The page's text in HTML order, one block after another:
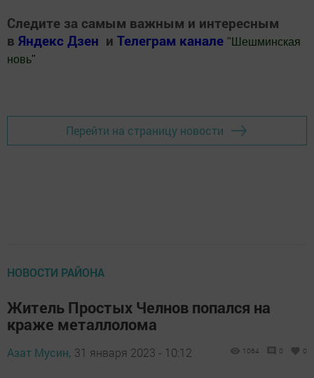
Следите за самым важным и интересным
в Яндекс Дзен и Телеграм канале " Шешминская
новь"
Перейти на страницу новости
НОВОСТИ РАЙОНА
Житель Простых Челнов попался на
краже металлолома
Азат Мусин, 31 января 2023 - 10:12 1064 0 0